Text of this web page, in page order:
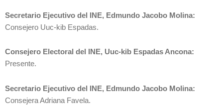
Secretario Ejecutivo del INE, Edmundo Jacobo Molina:
Consejero Uuc-kib Espadas.
Consejero Electoral del INE, Uuc-kib Espadas Ancona:
Presente.
Secretario Ejecutivo del INE, Edmundo Jacobo Molina:
Consejera Adriana Favela.